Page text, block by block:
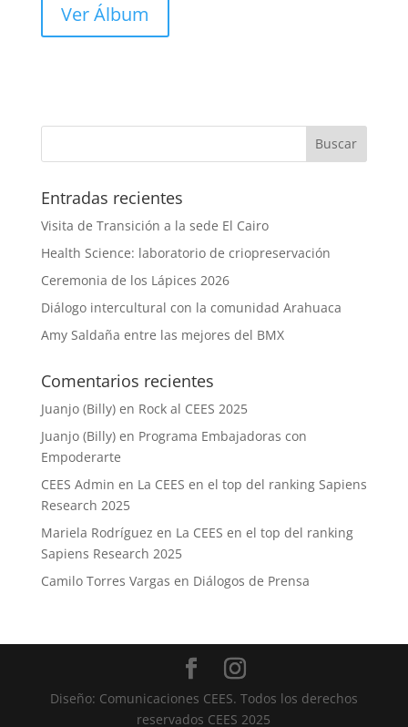
Ver Álbum
Entradas recientes
Visita de Transición a la sede El Cairo
Health Science: laboratorio de criopreservación
Ceremonia de los Lápices 2026
Diálogo intercultural con la comunidad Arahuaca
Amy Saldaña entre las mejores del BMX
Comentarios recientes
Juanjo (Billy)en Rock al CEES 2025
Juanjo (Billy)en Programa Embajadoras con
Empoderarte
CEES Admin en La CEES en el top del ranking Sapiens
Research 2025
Mariela Rodríguez en La CEES en el top del ranking
Sapiens Research 2025
Camilo Torres Vargas en Diálogos de Prensa
Diseño: Comunicaciones CEES. Todos los derechos
reservados CEES 2025